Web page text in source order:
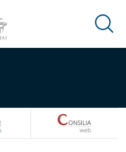
Ouvrir
ARIANEWEB